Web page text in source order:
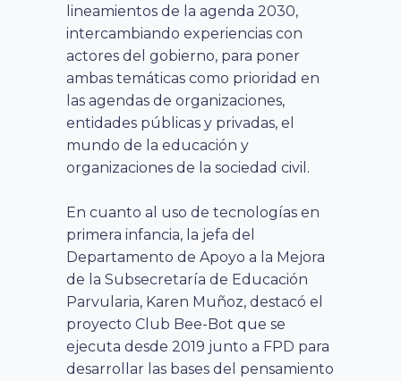
lineamientos de la agenda 2030,
intercambiando experiencias con
actores del gobierno, para poner
ambas temáticas como prioridad en
las agendas de organizaciones,
entidades públicas y privadas, el
mundo de la educación y
organizaciones de la sociedad civil.
En cuanto al uso de tecnologías en
primera infancia, la jefa del
Departamento de Apoyo a la Mejora
de la Subsecretaría de Educación
Parvularia, Karen Muñoz, destacó el
proyecto Club Bee-Bot que se
ejecuta desde 2019 junto a FPD para
desarrollar las bases del pensamiento